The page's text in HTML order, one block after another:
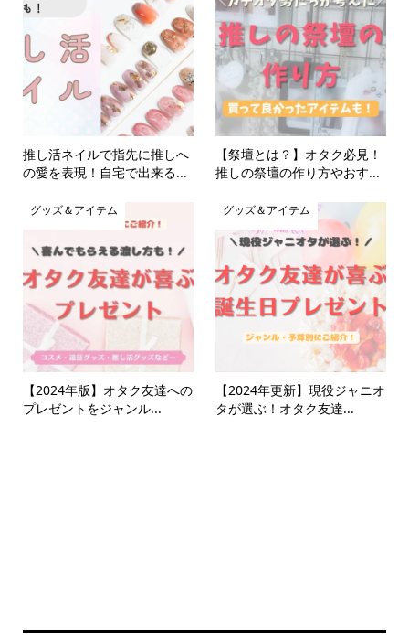
推し活ネイルで指先に推しへ
の愛を表現！自宅で出来る...
【祭壇とは？】オタク必見！
推しの祭壇の作り方やおす...
グッズ＆アイテム
【2024年版】オタク友達への
プレゼントをジャンル...
グッズ＆アイテム
【2024年更新】現役ジャニオ
タが選ぶ！オタク友達...